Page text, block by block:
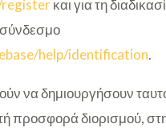
και για τη
σύνδεσμο
help/identification.
να δημιουργήσουν
προσφορά διορισμού,